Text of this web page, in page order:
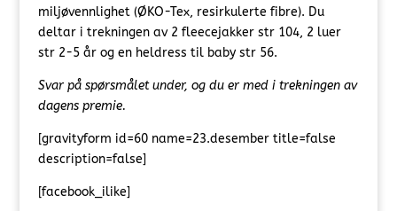
miljøvennlighet (ØKO-Tex, resirkulerte fibre). Du
deltar i trekningen av 2 fleecejakker str 104, 2 luer
str 2-5 år og en heldress til baby str 56.
Svar på spørsmålet under, og du er med i trekningen av
dagens premie.
[gravityform id=60 name=23.desember title=false
description=false]
[facebook_ilike]